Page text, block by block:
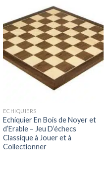
ECHIQUIERS
Echiquier En Bois de Noyer et
d’Erable – Jeu D’échecs
Classique à Jouer et à
Collectionner